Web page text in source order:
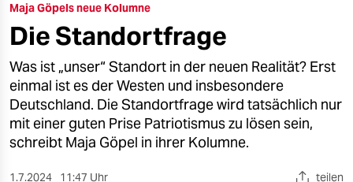
öko
gesellschaft
kultur
sport
berlin
Maja Göpels neue Kolumne
Die Standortfrage
Was ist „unser“ Standort in der neuen Realität? Erst
einmal ist es der Westen und insbesondere
Deutschland. Die Standortfrage wird tatsächlich nur
mit einer guten Prise Patriotismus zu lösen sein,
schreibt Maja Göpel in ihrer Kolumne.
1.7.2024 11:47 Uhr teilen